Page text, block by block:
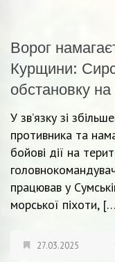
Ворог
Курщини:
обстановку
У зв’язку зі
противника та
бойові дії на
працював у
морської піхоти,
27.03.2025